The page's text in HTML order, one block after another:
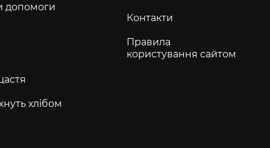
допомоги
хлібом
Контакти
Правила
користування сайтом